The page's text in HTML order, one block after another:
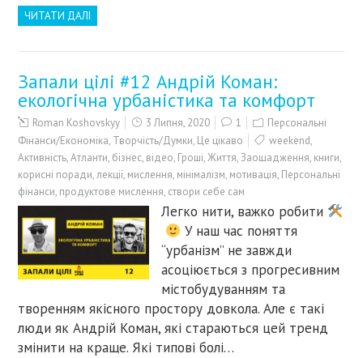
ЧИТАТИ ДАЛІ
Запали цілі #12 Андрій Коман:
екологічна урбаністика та комфорт
Roman Koshovskyy 3 Липня, 2020 1
Персональні
Фінанси/Економіка, Творчість/Думки, Це цікаво weekend,
Активність,Атланти, бізнес, відео, Гроші,Життя,Заощадження, книги,
корисні поради,лекції, мислення, мінімалізм, мотивація, Персональні
фінанси, продуктове мислення, створи себе сам
Легко нити, важко робити
У наш час поняття
“урбанізм” не завжди
асоціюється з прогресивним
містобудуванням та
творенням якісного простору довкола. Але є такі
люди як Андрій Коман, які стараються цей тренд
змінити на краще. Які типові болі…